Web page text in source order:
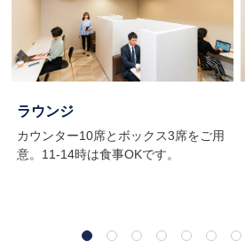
ラウンジ
カウンター10席とボックス3席をご用
意。11-14時は食事OKです。